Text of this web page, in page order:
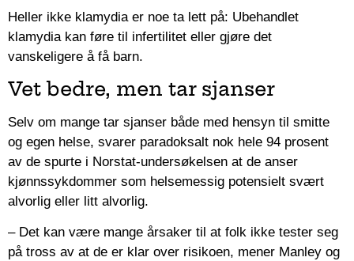
Heller ikke klamydia er noe ta lett på: Ubehandlet
klamydia kan føre til infertilitet eller gjøre det
vanskeligere å få barn.
Vet bedre, men tar sjanser
Selv om mange tar sjanser både med hensyn til smitte
og egen helse, svarer paradoksalt nok hele 94 prosent
av de spurte i Norstat-undersøkelsen at de anser
kjønnssykdommer som helsemessig potensielt svært
alvorlig eller litt alvorlig.
– Det kan være mange årsaker til at folk ikke tester seg
på tross av at de er klar over risikoen, mener Manley og